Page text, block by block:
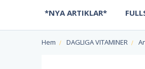
*NYA ARTIKLAR*
Hem DAGLIGA VITAMINER